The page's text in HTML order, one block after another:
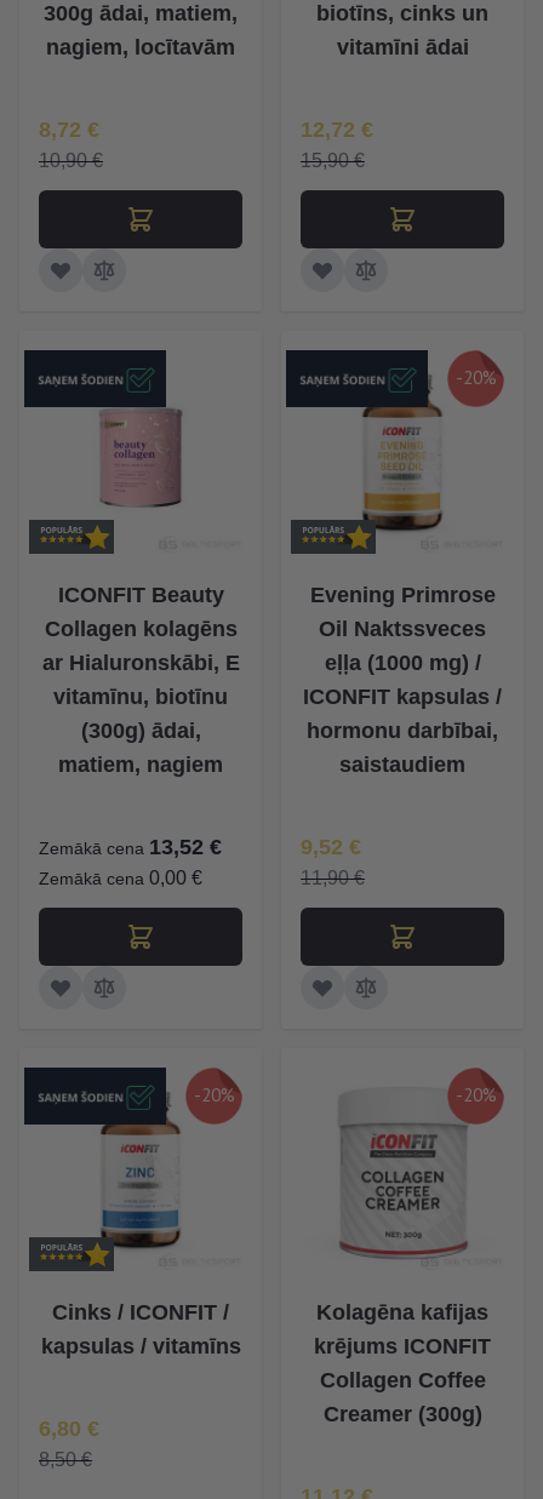
300g ādai, matiem,
nagiem, locītavām
Īpaša Cena
8,72 €
10,90 €
biotīns, cinks un
vitamīni ādai
Īpaša Cena
12,72 €
15,90 €
ICONFIT Beauty
Collagen kolagēns
ar Hialuronskābi, E
vitamīnu, biotīnu
(300g) ādai,
matiem, nagiem
Zemākā cena 13,52 €
Zemākā cena 0,00 €
-20%
Evening Primrose
Oil Naktssveces
eļļa (1000 mg) /
ICONFIT kapsulas /
hormonu darbībai,
saistaudiem
Īpaša Cena
9,52 €
11,90 €
-20%
Cinks / ICONFIT /
kapsulas / vitamīns
Īpaša Cena
6,80 €
8,50 €
-20%
Kolagēna kafijas
krējums ICONFIT
Collagen Coffee
Creamer (300g)
Īpaša Cena